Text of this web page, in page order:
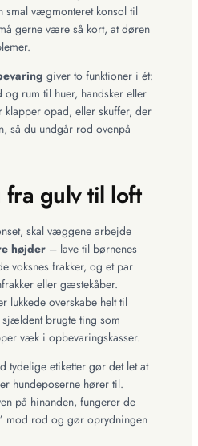
smal vægmonteret konsol til
gerne være så kort, at døren
giver to funktioner i ét:
rum til huer, handsker eller
opad, eller skuffer, der
så du undgår rod ovenpå
gulv til loft
skal væggene arbejde
højder – lave til børnenes
voksnes frakker, og et par
eller gæstekåber.
lukkede overskabe helt til
brugte ting som
væk i opbevaringskasser.
tydelige etiketter gør det let at
hundeposerne hører til.
på hinanden, fungerer de
mod rod og gør oprydningen